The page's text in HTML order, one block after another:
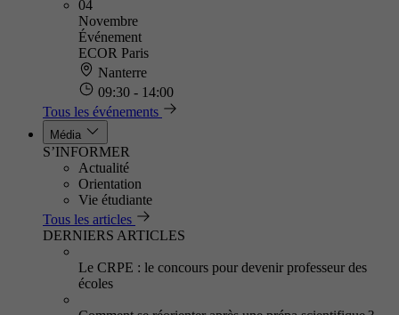
04
Novembre
Événement
ECOR Paris
Nanterre
09:30 - 14:00
Tous les événements
Média
S’INFORMER
Actualité
Orientation
Vie étudiante
Tous les articles
DERNIERS ARTICLES
Le CRPE : le concours pour devenir professeur des
écoles